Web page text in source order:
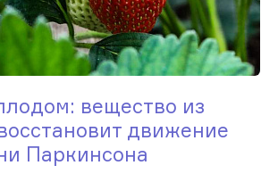
вещество из
движение
Паркинсона